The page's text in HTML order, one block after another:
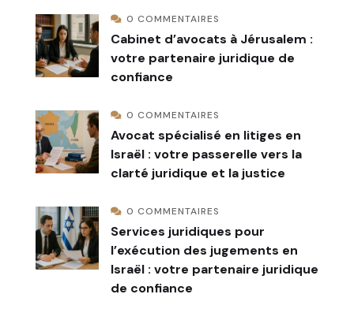
0 COMMENTAIRES
Cabinet d’avocats à Jérusalem :
votre partenaire juridique de
confiance
0 COMMENTAIRES
Avocat spécialisé en litiges en
Israël : votre passerelle vers la
clarté juridique et la justice
0 COMMENTAIRES
Services juridiques pour
l’exécution des jugements en
Israël : votre partenaire juridique
de confiance